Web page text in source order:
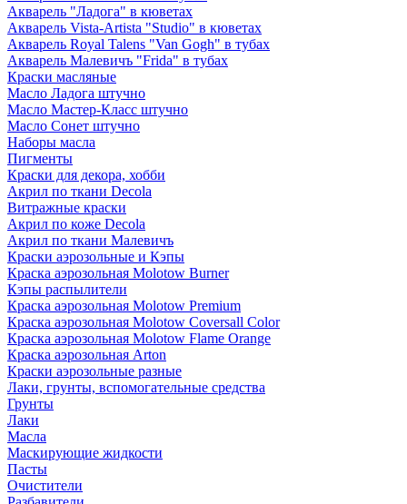
Акварель "Ладога" в кюветах
Акварель Vista-Artista "Studio" в кюветах
Акварель Royal Talens "Van Gogh" в тубах
Акварель Малевичъ "Frida" в тубах
Краски масляные
Масло Ладога штучно
Масло Мастер-Класс штучно
Масло Сонет штучно
Наборы масла
Пигменты
Краски для декора, хобби
Акрил по ткани Decola
Витражные краски
Акрил по коже Decola
Акрил по ткани Малевичъ
Краски аэрозольные и Кэпы
Краска аэрозольная Molotow Burner
Кэпы распылители
Краска аэрозольная Molotow Premium
Краска аэрозольная Molotow Coversall Color
Краска аэрозольная Molotow Flame Orange
Краска аэрозольная Arton
Краски аэрозольные разные
Лаки, грунты, вспомогательные средства
Грунты
Лаки
Масла
Маскирующие жидкости
Пасты
Очистители